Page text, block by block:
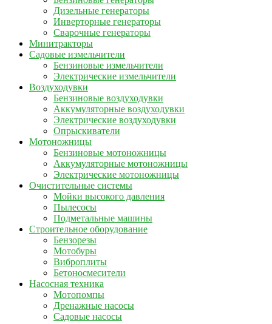
Дизельные генераторы
Инверторные генераторы
Сварочные генераторы
Минитракторы
Садовые измельчители
Бензиновые измельчители
Электрические измельчители
Воздуходувки
Бензиновые воздуходувки
Аккумуляторные воздуходувки
Электрические воздуходувки
Опрыскиватели
Мотоножницы
Бензиновые мотоножницы
Аккумуляторные мотоножницы
Электрические мотоножницы
Очистительные системы
Мойки высокого давления
Пылесосы
Подметальные машины
Строительное оборудование
Бензорезы
Мотобуры
Виброплиты
Бетоносмесители
Насосная техника
Мотопомпы
Дренажные насосы
Садовые насосы